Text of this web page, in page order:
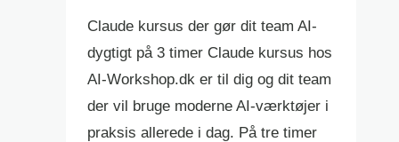
Claude kursus der gør dit team AI-
dygtigt på 3 timer Claude kursus hos
AI-Workshop.dk er til dig og dit team
der vil bruge moderne AI-værktøjer i
praksis allerede i dag. På tre timer